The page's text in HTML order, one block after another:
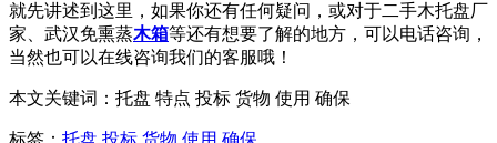
就先讲述到这里，如果你还有任何疑问，或对于二手木托盘厂
家、武汉免熏蒸木箱等还有想要了解的地方，可以电话咨询，
当然也可以在线咨询我们的客服哦！
本文关键词： 托盘 特点 投标 货物 使用 确保